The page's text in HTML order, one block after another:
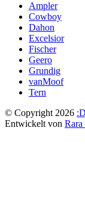
Ampler
Cowboy
Dahon
Excelsior
Fischer
Geero
Grundig
vanMoof
Tern
© Copyright 2026
Entwickelt von Rara